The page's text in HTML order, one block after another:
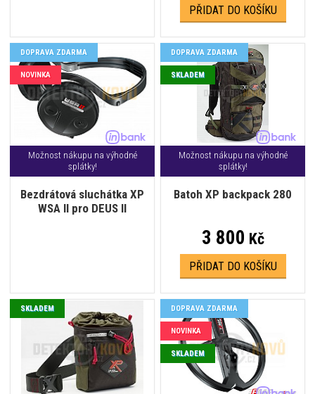
PŘIDAT DO KOŠÍKU
Možnost nákupu na výhodné
splátky!
Bezdrátová sluchátka XP
WSA II pro DEUS II
DOPRAVA ZDARMA
NOVINKA
Možnost nákupu na výhodné
splátky!
Batoh XP backpack 280
DOPRAVA ZDARMA
SKLADEM
3 800 Kč
PŘIDAT DO KOŠÍKU
SKLADEM DOPRAVA ZDARMA
NOVINKA
SKLADEM